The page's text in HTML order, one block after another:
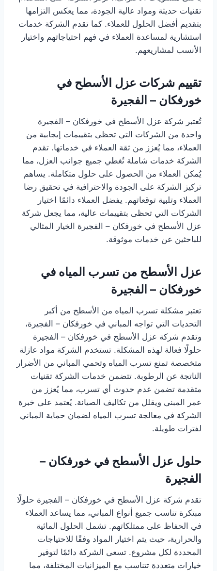
تقنيات حديثة ومواد عالية الجودة، مما يعكس التزامها
بتقديم أفضل الحلول للعملاء. كما تقدم الشركة خدمات
استشارية لمساعدة العملاء في فهم احتياجاتهم واختيار
الأنسب لمشاريعهم.
تقييم شركات عزل الأسطح في
خورفكان – الفجيرة
تُعتبر شركة عزل الأسطح في خورفكان – الفجيرة
واحدة من الشركات التي تحظى بتقييمات إيجابية من
العملاء، مما يُعزز من ثقة العملاء في خدماتها. تقدم
الشركة خدمات شاملة تُغطي جميع جوانب العزل، مما
يُمكن العملاء من الحصول على حلول متكاملة. يساهم
تركيز الشركة على الجودة والاحترافية في تحقيق رضا
العملاء وتلبية توقعاتهم. يفضل العملاء دائمًا اختيار
الشركات التي تحظى بتقييمات عالية، مما يجعل شركة
عزل الأسطح في خورفكان – الفجيرة الخيار المثالي
للباحثين عن خدمات موثوقة.
عزل الأسطح من تسرب المياه في
خورفكان – الفجيرة
تعتبر مشكلة تسرب المياه من الأسطح من أكبر
التحديات التي تواجه المباني في خورفكان – الفجيرة،
وتقدم شركة عزل الأسطح في خورفكان – الفجيرة
حلولًا فعالة لهذه المشكلة. تستخدم الشركة مواد عازلة
متخصصة تمنع تسرب المياه وتحمي المباني من الأضرار
الناتجة عن الرطوبة. تتضمن خدمات الشركة تقنيات
متقدمة تضمن عدم حدوث أي تسرب، مما يُعزز من
عمر المبنى ويقلل من تكاليف الصيانة. يُعتمد على خبرة
الشركة في معالجة تسرب المياه لضمان حماية المباني
لفترات طويلة.
حلول عزل الأسطح في خورفكان –
الفجيرة
تقدم شركة عزل الأسطح في خورفكان – الفجيرة حلولًا
مبتكرة تناسب جميع أنواع المباني، مما يساعد العملاء
في الحفاظ على ممتلكاتهم. تشمل الحلول المائية
والحرارية، حيث يتم اختيار المواد وفقًا للاحتياجات
المحددة لكل مشروع. تسعى الشركة دائمًا لتوفير
خيارات متعددة تتناسب مع الميزانيات المختلفة، مما